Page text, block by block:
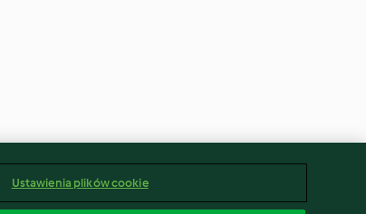
Ustawienia plików cookie